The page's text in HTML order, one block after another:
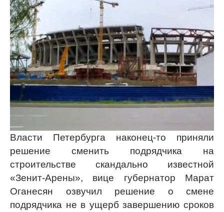
Власти Петербурга наконец-то приняли
решение сменить подрядчика на
строительстве скандально известной
«Зенит-Арены», вице губернатор Марат
Оганесян озвучил решение о смене
подрядчика не в ущерб завершению сроков